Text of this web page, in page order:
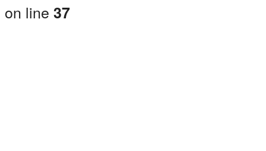
on line 37